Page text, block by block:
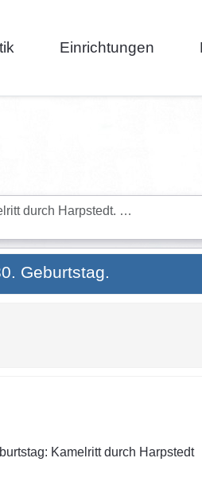
Einrichtungen
durch Harpstedt. …
Geburtstag.
Kamelritt durch Harpstedt